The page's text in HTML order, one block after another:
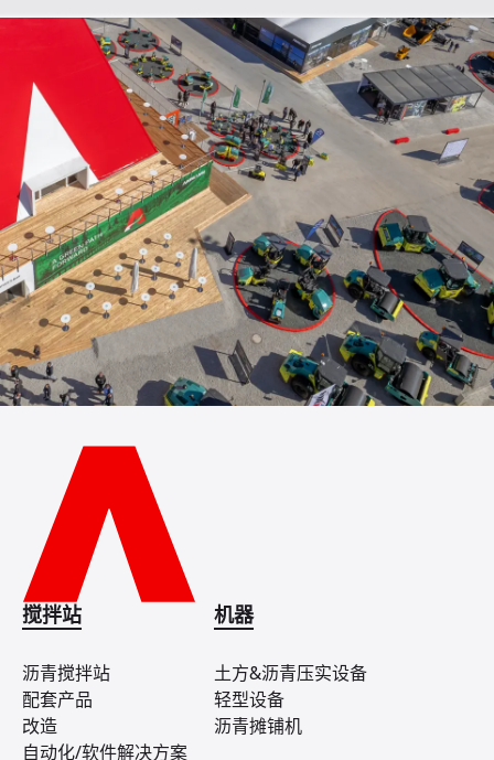
搅拌站
沥青搅拌站
配套产品
改造
自动化/软件解决方案
机器
土方&沥青压实设备
轻型设备
沥青摊铺机